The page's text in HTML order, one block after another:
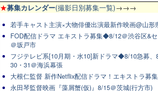
★募集カレンダー(撮影日別募集一覧)→→→
若手キャスト主演×大物俳優出演最新作映画@山形
FOD配信ドラマ エキストラ募集◆8/12＠渋谷区&
＠坂戸市
フジテレビ系[10月期・水10]新ドラマ◆8/10急募、
30・31＠海浜幕張
大根仁監督 新作Netflix配信ドラマ！エキストラ募集
永田琴監督映画『藻屑蟹(仮)』8/15＠茨城(行方市)